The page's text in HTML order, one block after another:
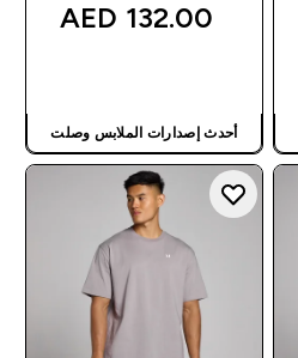
132.00 AED‎
أحدث إصدارات الملابس وصلت